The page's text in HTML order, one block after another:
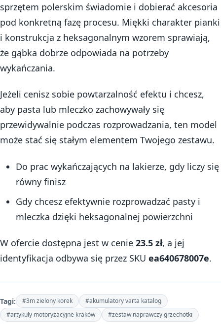
sprzętem polerskim świadomie i dobierać akcesoria
pod konkretną fazę procesu. Miękki charakter pianki
i konstrukcja z heksagonalnym wzorem sprawiają,
że gąbka dobrze odpowiada na potrzeby
wykańczania.
Jeżeli cenisz sobie powtarzalność efektu i chcesz,
aby pasta lub mleczko zachowywały się
przewidywalnie podczas rozprowadzania, ten model
może stać się stałym elementem Twojego zestawu.
Do prac wykańczających na lakierze, gdy liczy się
równy finisz
Gdy chcesz efektywnie rozprowadzać pasty i
mleczka dzięki heksagonalnej powierzchni
W ofercie dostępna jest w cenie 23.5 zł, a jej
identyfikacja odbywa się przez SKU ea640678007e.
Tagi: #3m zielony korek
#akumulatory varta katalog
#artykuły motoryzacyjne kraków
#zestaw naprawczy grzechotki